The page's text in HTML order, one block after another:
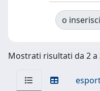
o
Mostrati risultati da 2 a